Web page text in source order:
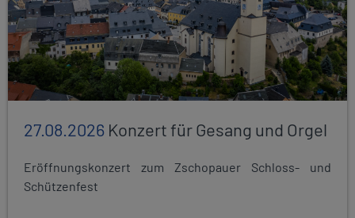
27.08.2026 Konzert für Gesang und Orgel
Eröffnungskonzert zum Zschopauer Schloss- und
Schützenfest